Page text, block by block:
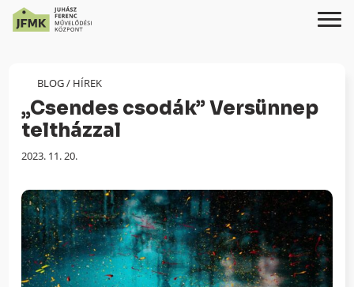
Content
navigációhoz
BLOG/ HÍREK
„Csendes csodák” Versünnep
teltházzal
Megjelenés
2023. 11. 20.